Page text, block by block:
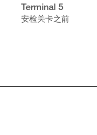
Terminal 5
安检关卡之前